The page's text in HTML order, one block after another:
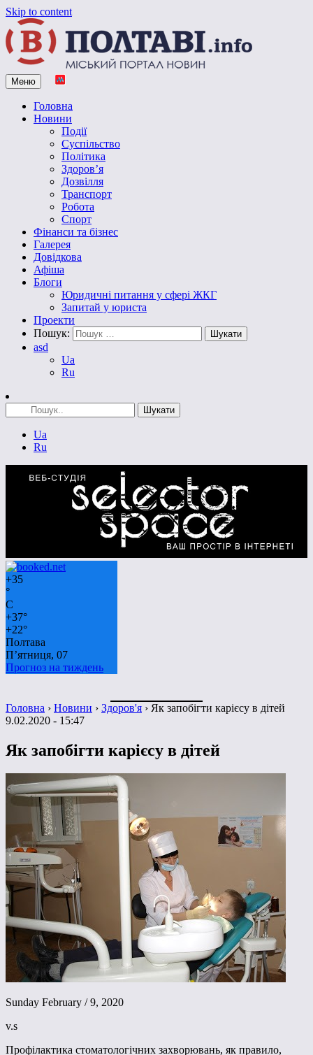
Skip to content
Vpoltave.info
Полтавський портал новин
Меню
Головна
Новини
Події
Суспільство
Політика
Здоров’я
Дозвілля
Транспорт
Робота
Спорт
Фінанси та бізнес
Галерея
Довідкова
Афіша
Блоги
Юридичні питання у сфері ЖКГ
Запитай у юриста
Проекти
Пошук:
asd
Ua
Ru
Ua
Ru
+35
°
C
+37°
+22°
Полтава
П’ятниця, 07
Прогноз на тиждень
Головна › Новини › Здоров'я › Як запобігти карієсу в дітей
9.02.2020 - 15:47
Як запобігти карієсу в дітей
Sunday February / 9, 2020
v.s
Профілактика стоматологічних захворювань, як правило,